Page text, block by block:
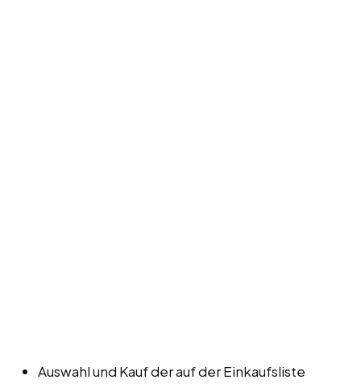
Auswahl und Kauf der auf der Einkaufsliste